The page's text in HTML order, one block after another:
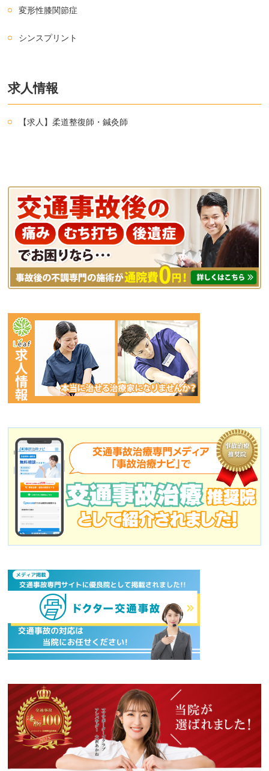
変形性膝関節症
シンスプリント
求人情報
【求人】柔道整復師・鍼灸師